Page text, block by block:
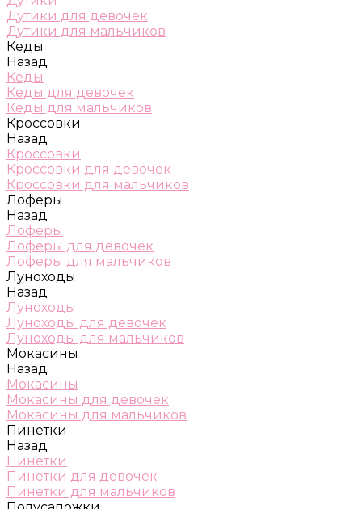
Дутики для девочек
Дутики для мальчиков
Кеды
Назад
Кеды
Кеды для девочек
Кеды для мальчиков
Кроссовки
Назад
Кроссовки
Кроссовки для девочек
Кроссовки для мальчиков
Лоферы
Назад
Лоферы
Лоферы для девочек
Лоферы для мальчиков
Луноходы
Назад
Луноходы
Луноходы для девочек
Луноходы для мальчиков
Мокасины
Назад
Мокасины
Мокасины для девочек
Мокасины для мальчиков
Пинетки
Назад
Пинетки
Пинетки для девочек
Пинетки для мальчиков